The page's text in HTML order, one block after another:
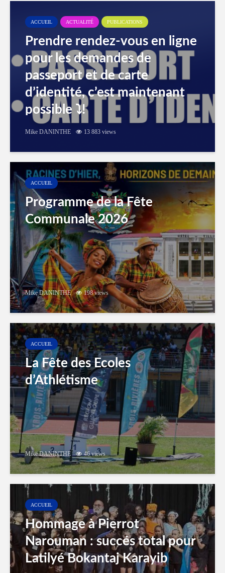
ACCUEIL ACTUALITÉ PUBLICATIONS
Prendre rendez-vous en ligne
pour les demandes de
passeport et de carte
d’identité, c’est maintenant
possible ⤵️!
Mike DANINTHE 13 883 views
ACCUEIL
Programme de la Fête
Communale 2026
Mike DANINTHE 198 views
ACCUEIL
La Fête des Ecoles
d’Athlétisme
Mike DANINTHE 46 views
ACCUEIL
Hommage à Pierrot
Narouman : succés total pour
Latilyé Bokantaj Karayib